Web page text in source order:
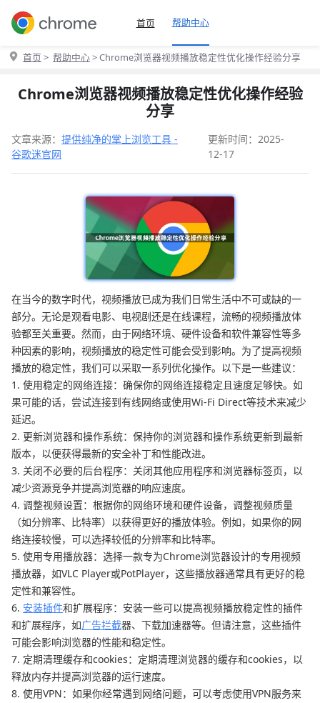
首页 帮助中心
首页 > 帮助中心> Chrome浏览器视频播放稳定性优化操作经验分享
Chrome浏览器视频播放稳定性优化操作经验
分享
文章来源： 提供纯净的掌上浏览工具 -
谷歌迷官网
更新时间：2025-
12-17
在当今的数字时代，视频播放已成为我们日常生活中不可或缺的一
部分。无论是观看电影、电视剧还是在线课程，流畅的视频播放体
验都至关重要。然而，由于网络环境、硬件设备和软件兼容性等多
种因素的影响，视频播放的稳定性可能会受到影响。为了提高视频
播放的稳定性，我们可以采取一系列优化操作。以下是一些建议：
1. 使用稳定的网络连接：确保你的网络连接稳定且速度足够快。如
果可能的话，尝试连接到有线网络或使用Wi-Fi Direct等技术来减少
延迟。
2. 更新浏览器和操作系统：保持你的浏览器和操作系统更新到最新
版本，以便获得最新的安全补丁和性能改进。
3. 关闭不必要的后台程序：关闭其他应用程序和浏览器标签页，以
减少资源竞争并提高浏览器的响应速度。
4. 调整视频设置：根据你的网络环境和硬件设备，调整视频质量
（如分辨率、比特率）以获得更好的播放体验。例如，如果你的网
络连接较慢，可以选择较低的分辨率和比特率。
5. 使用专用播放器：选择一款专为Chrome浏览器设计的专用视频
播放器，如VLC Player或PotPlayer，这些播放器通常具有更好的稳
定性和兼容性。
6. 安装插件和扩展程序：安装一些可以提高视频播放稳定性的插件
和扩展程序，如广告拦截器、下载加速器等。但请注意，这些插件
可能会影响浏览器的性能和稳定性。
7. 定期清理缓存和cookies：定期清理浏览器的缓存和cookies，以
释放内存并提高浏览器的运行速度。
8. 使用VPN：如果你经常遇到网络问题，可以考虑使用VPN服务来